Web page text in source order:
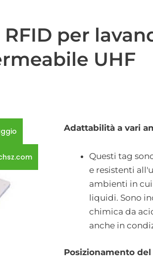
per
UHF
Adattabilità a vari
Questi tag
e resistenti
ambienti in
liquidi. Sono
chimica da
anche in
Posizionamento